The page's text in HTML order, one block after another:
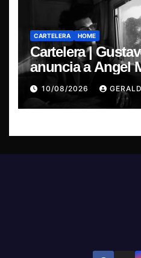
CARTELERA HOME
Cartelera |
anuncia a Angel
invitado especial
a Chile
10/08/2026